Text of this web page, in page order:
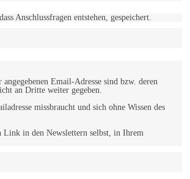
Anschlussfragen entstehen, gespeichert.
Email-Adresse sind bzw. deren
an Dritte weiter gegeben.
missbraucht und sich ohne Wissen des
Link in den Newslettern selbst, in Ihrem